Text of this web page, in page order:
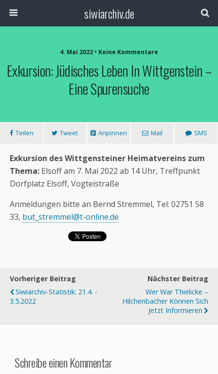
siwiarchiv.de
4. Mai 2022 • Keine Kommentare
Exkursion: Jüdisches Leben In Wittgenstein –
Eine Spurensuche
Teilen Tweet Anpinnen Mail SMS
Exkursion des Wittgensteiner Heimatvereins zum
Thema: Elsoff am 7. Mai 2022 ab 14 Uhr, Treffpunkt
Dorfplatz Elsoff, Vogteistraße
Anmeldungen bitte an Bernd Stremmel, Tel: 02751 58
33, but_stremmel@t-online.de
Vorheriger Beitrag
Siwiarchiv-Statistik: 21.4. -
3.5.2022
Nächster Beitrag
Wer War Thielicke –
Hilchenbacher Können Sich
Jetzt Informieren
Schreibe einen Kommentar